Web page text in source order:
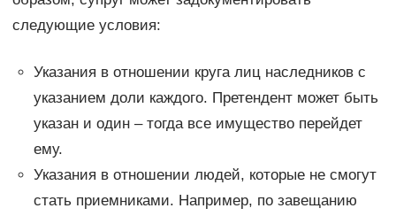
следующие условия:
Указания в отношении круга лиц наследников с
указанием доли каждого. Претендент может быть
указан и один – тогда все имущество перейдет
ему.
Указания в отношении людей, которые не смогут
стать приемниками. Например, по завещанию